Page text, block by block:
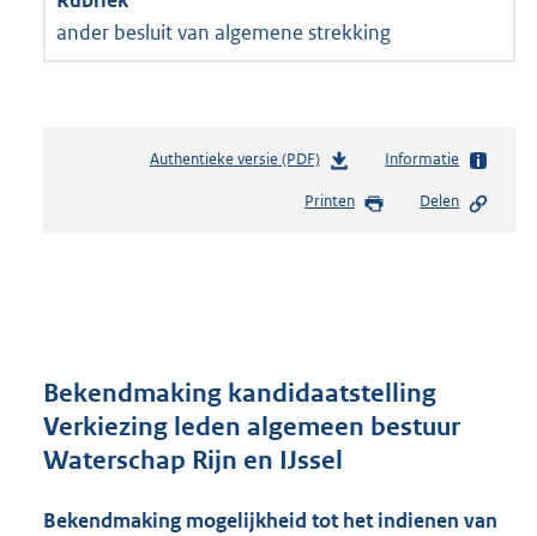
ander besluit van algemene strekking
Authentieke versie (PDF)b
s
r
o
t
Informatie
Printen Delen
Bekendmaking kandidaatstelling
Verkiezing leden algemeen bestuur
Waterschap Rijn en IJssel
Bekendmaking mogelijkheid tot het indienen van